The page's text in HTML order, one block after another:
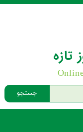
جستجو
تازه